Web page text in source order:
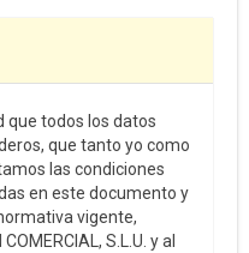
que todos los datos
que tanto yo como
las condiciones
en este documento y
vigente,
S.L.U. y al